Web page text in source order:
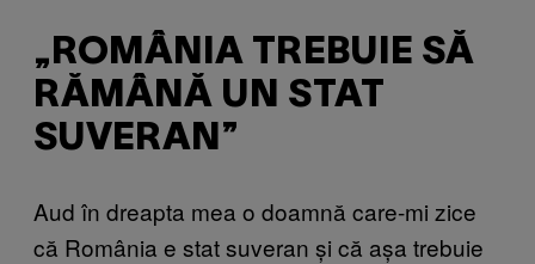
„ROMÂNIA TREBUIE SĂ
RĂMÂNĂ UN STAT
SUVERAN”
Aud în dreapta mea o doamnă care-mi zice
că România e stat suveran și că așa trebuie